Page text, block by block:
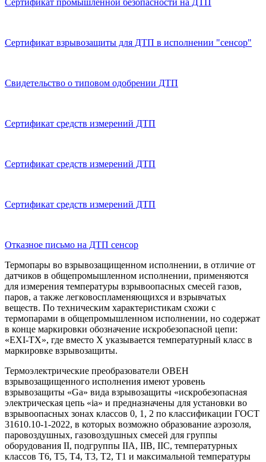
Сертификат промышленной безопасности на ДТП
Сертификат взрывозащиты для ДТП в исполнении "сенсор"
Свидетельство о типовом одобрении ДТП
Сертификат средств измерений ДТП
Сертификат средств измерений ДТП
Сертификат средств измерений ДТП
Отказное письмо на ДТП сенсор
Термопары во взрывозащищенном исполнении, в отличие от
датчиков в общепромышленном исполнении, применяются
для измерения температуры взрывоопасных смесей газов,
паров, а также легковоспламеняющихся и взрывчатых
веществ. По техническим характеристикам схожи с
термопарами в общепромышленном исполнении, но содержат
в конце маркировки обозначение искробезопасной цепи:
«ЕХI-ТХ», где вместо Х указывается температурный класс в
маркировке взрывозащиты.
Термоэлектрические преобразователи ОВЕН
взрывозащищенного исполнения имеют уровень
взрывозащиты «Ga» вида взрывозащиты «искробезопасная
электрическая цепь «ia» и предназначены для установки во
взрывоопасных зонах классов 0, 1, 2 по классификации ГОСТ
31610.10-1-2022, в которых возможно образование аэрозоля,
паровоздушных, газовоздушных смесей для группы
оборудования II, подгруппы IIA, IIB, IIC, температурных
классов T6, T5, T4, T3, T2, T1 и максимальной температуры